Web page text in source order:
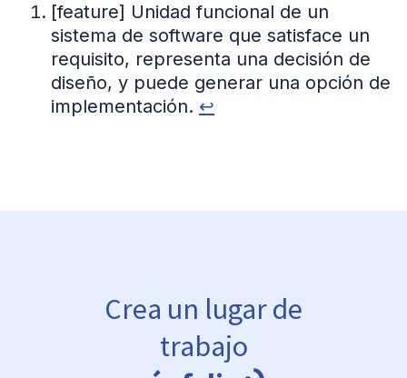
[feature] Unidad funcional de un
sistema de software que satisface un
requisito, representa una decisión de
diseño, y puede generar una opción de
implementación. ↩
Crea un lugar de
trabajo